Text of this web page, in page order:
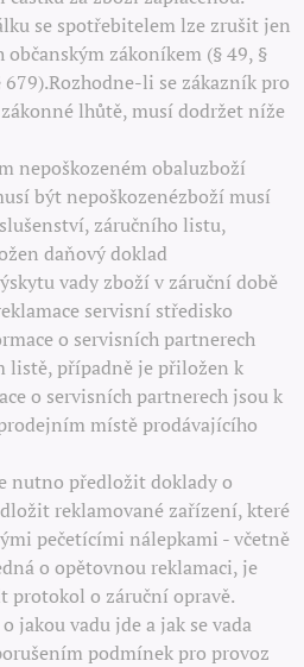
se spotřebitelem lze zrušit jen
zákoníkem (§ 49, §
679).Rozhodne-li se zákazník pro
lhůtě, musí dodržet níže
nepoškozeném obaluzboží
být nepoškozenézboží musí
záručního listu,
daňový doklad
vady zboží v záruční době
servisní středisko
o servisních partnerech
listě, případně je přiložen k
o servisních partnerech jsou k
místě prodávajícího
nutno předložit doklady o
reklamované zařízení, které
pečetícími nálepkami - včetně
o opětovnou reklamaci, je
o záruční opravě.
jakou vadu jde a jak se vada
podmínek pro provoz